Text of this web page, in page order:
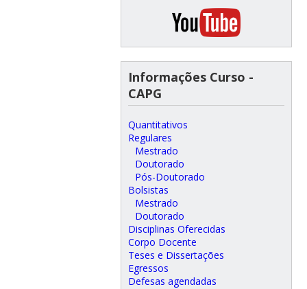
Informações Curso -
CAPG
Quantitativos
Regulares
Mestrado
Doutorado
Pós-Doutorado
Bolsistas
Mestrado
Doutorado
Disciplinas Oferecidas
Corpo Docente
Teses e Dissertações
Egressos
Defesas agendadas